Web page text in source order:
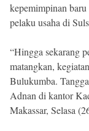
kepemimpinan
pelaku usaha di
“Hingga sekarang
matangkan,
Bulukumba.
Adnan di kantor
Makassar, Selasa